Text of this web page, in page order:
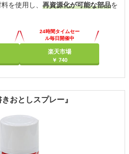
を使用し、 再資源化が可能な部品を
24時間タイムセー
ル毎日開催中
楽天市場
￥ 740
おとしスプレー』